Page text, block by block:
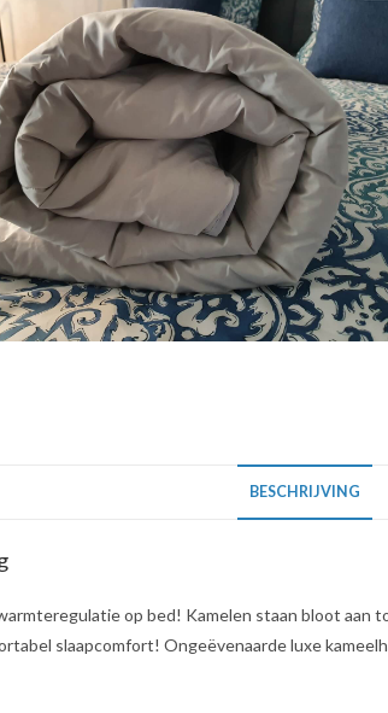
BESCHRIJVING
op bed! Kamelen staan bloot aan
slaapcomfort! Ongeëvenaarde luxe